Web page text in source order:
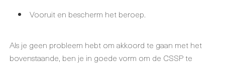
Vooruit en bescherm het beroep.
Als je geen probleem hebt om akkoord te gaan met het
bovenstaande, ben je in goede vorm om de CSSP te